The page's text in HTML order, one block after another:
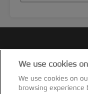
We use cookies
We use cookies on
browsing experience